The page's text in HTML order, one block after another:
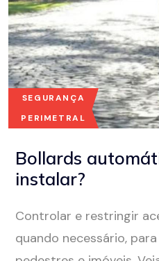
SEGURANÇA
PERIMETRAL
Bollards
instalar?
Controlar e restringir
quando necessário,